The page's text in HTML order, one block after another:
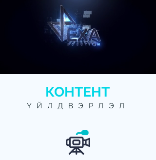
КОНТЕНТ
ҮЙЛДВЭРЛЭЛ